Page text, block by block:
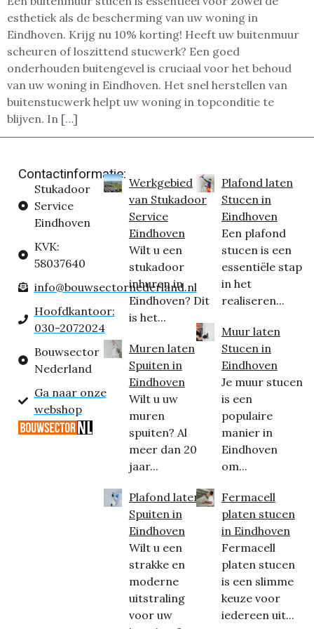
esthetiek als de bescherming van uw woning in
Eindhoven. Krijg nu 10% korting! Heeft uw buitenmuur
scheuren of loszittend stucwerk? Een goed
onderhouden buitengevel is cruciaal voor het behoud
van uw woning in Eindhoven. Het snel herstellen van
buitenstucwerk helpt uw woning in topconditie te
blijven. In […]
Contactinformatie:
Stukadoor
Service
Eindhoven
KVK:
58037640
info@bouwsectornederland.nl
Hoofdkantoor:
030-2072024
Bouwsector
Nederland
Ga naar onze
webshop
Werkgebied
van Stukadoor
Service
Eindhoven
Wilt u een
stukadoor
inhuren in
Eindhoven? Dit
is het...
Muren laten
Spuiten in
Eindhoven
Wilt u uw
muren
spuiten? Al
meer dan 20
jaar...
Plafond laten
Spuiten in
Eindhoven
Wilt u een
strakke en
moderne
uitstraling
voor uw
Plafond laten
Stucen in
Eindhoven
Een plafond
stucen is een
essentiële stap
in het
realiseren...
Muur laten
Stucen in
Eindhoven
Je muur stucen
is een
populaire
manier in
Eindhoven
om...
Fermacell
platen stucen
in Eindhoven
Fermacell
platen stucen
is een slimme
keuze voor
iedereen uit...